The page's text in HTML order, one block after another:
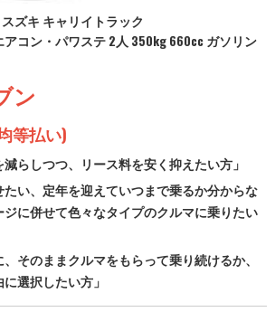
スズキ キャリイトラック
アコン・パワステ 2人 350kg 660cc ガソリン
ン
等払い)
減らしつつ、リース料を安く抑えたい方」
たい、定年を迎えていつまで乗るか分からな
に併せて色々なタイプのクルマに乗りたい
、そのままクルマをもらって乗り続けるか、
選択したい方」